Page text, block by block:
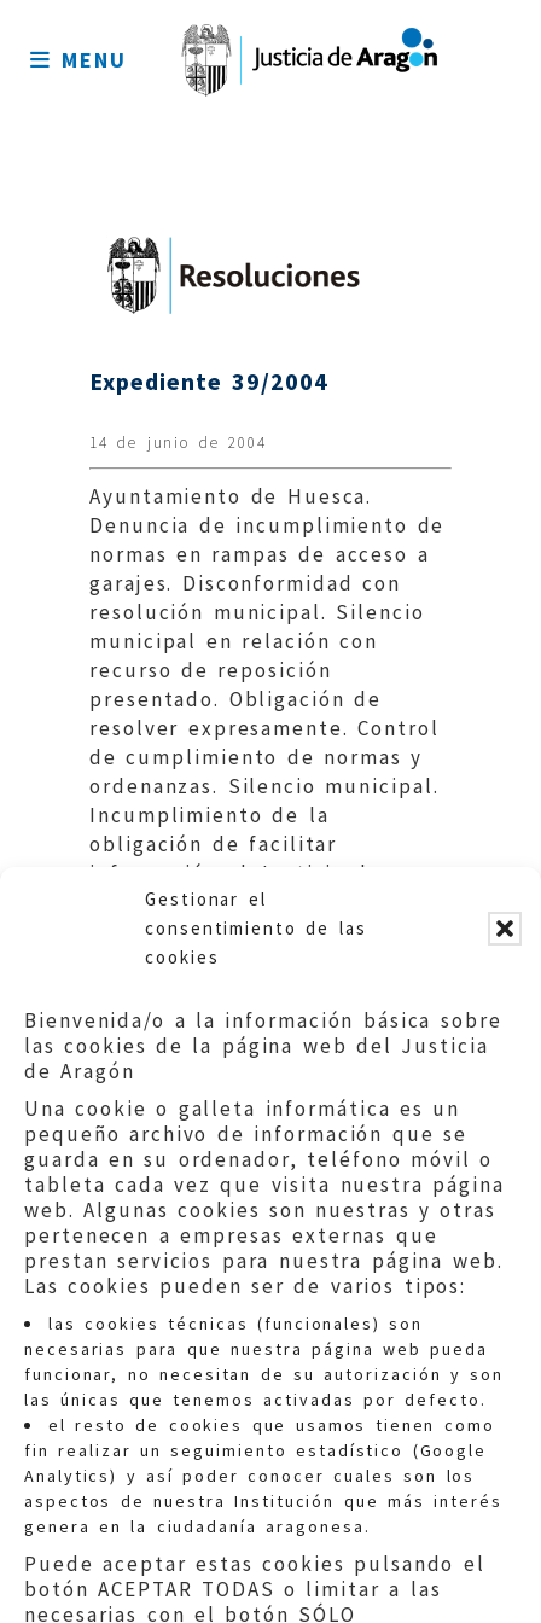
Gestionar el
consentimiento de las
cookies
Bienvenida/o a la información básica sobre
las cookies de la página web del Justicia
de Aragón
Una cookie o galleta informática es un
pequeño archivo de información que se
guarda en su ordenador, teléfono móvil o
tableta cada vez que visita nuestra página
web. Algunas cookies son nuestras y otras
pertenecen a empresas externas que
prestan servicios para nuestra página web.
Las cookies pueden ser de varios tipos:
las cookies técnicas (funcionales) son
necesarias para que nuestra página web pueda
funcionar, no necesitan de su autorización y son
las únicas que tenemos activadas por defecto.
el resto de cookies que usamos tienen como
fin realizar un seguimiento estadístico (Google
Analytics) y así poder conocer cuales son los
aspectos de nuestra Institución que más interés
genera en la ciudadanía aragonesa.
Puede aceptar estas cookies pulsando el
botón ACEPTAR TODAS o limitar a las
necesarias con el botón SÓLO
sitio
MENU
Expediente 39/2004
14 de junio de 2004
Ayuntamiento de Huesca.
Denuncia de incumplimiento de
normas en rampas de acceso a
garajes. Disconformidad con
resolución municipal. Silencio
municipal en relación con
recurso de reposición
presentado. Obligación de
resolver expresamente. Control
de cumplimiento de normas y
ordenanzas. Silencio municipal.
Incumplimiento de la
obligación de facilitar
información al Justicia de
Aragón.
Quejas:quejas@eljusticiadearagon.es
Información general:
informacion@eljusticiadearagon.es
Teléfonos:900 210 210/